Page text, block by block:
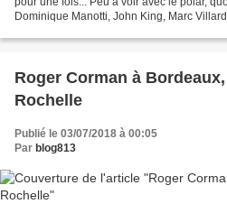
Dominique Manotti, John King, Marc
Roger Corman à
Rochelle
Publié le 03/07/2018 à 00:05
Par blog813